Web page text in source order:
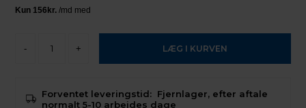
- +
Forventet leveringstid: Fjernlager, efter aftale
normalt 5-10 arbejdes dage